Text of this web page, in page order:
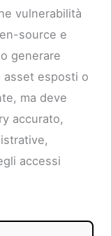
vulnerabilità
source e
generare
asset esposti o
ma deve
accurato,
accessi